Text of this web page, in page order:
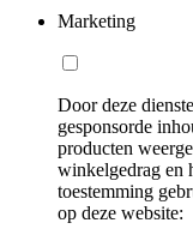
Marketing
Door deze
gesponsorde
producten
winkelgedrag en
toestemming
op deze website: